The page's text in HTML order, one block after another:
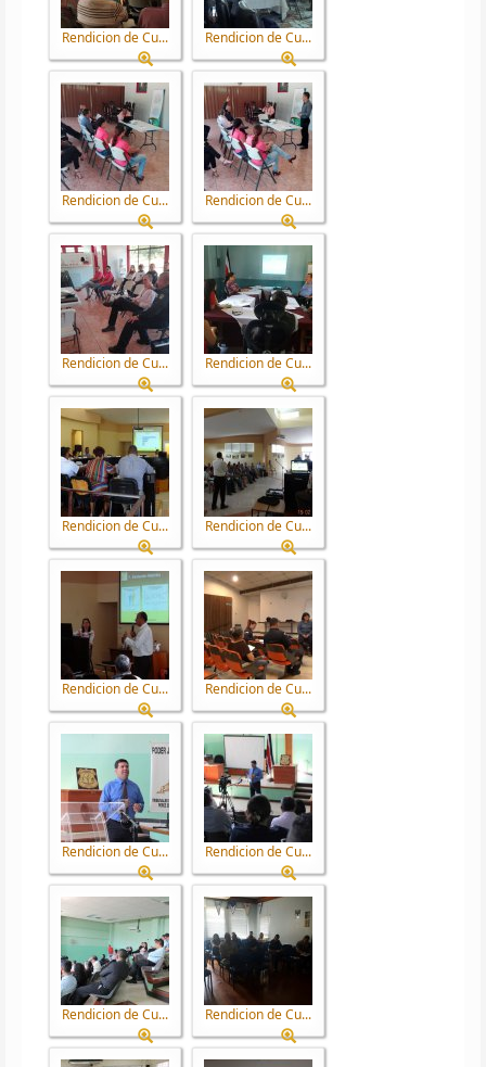
Rendicion de Cu... Rendicion de Cu...
Rendicion de Cu... Rendicion de Cu...
Rendicion de Cu... Rendicion de Cu...
Rendicion de Cu... Rendicion de Cu...
Rendicion de Cu... Rendicion de Cu...
Rendicion de Cu... Rendicion de Cu...
Rendicion de Cu... Rendicion de Cu...